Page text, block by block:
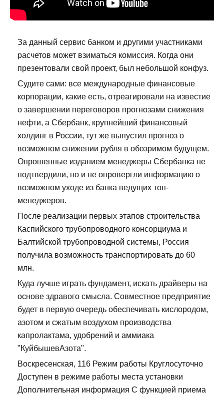
За данный сервис банком и другими участниками
расчетов может взиматься комиссия. Когда они
презентовали свой проект, был небольшой конфуз.
Судите сами: все международные финансовые
корпорации, какие есть, отреагировали на известие
о завершении переговоров прогнозами снижения
нефти, а Сбербанк, крупнейший финансовый
холдинг в России, тут же выпустил прогноз о
возможном снижении рубля в обозримом будущем.
Опрошенные изданием менеджеры Сбербанка не
подтвердили, но и не опровергли информацию о
возможном уходе из банка ведущих топ-
менеджеров.
После реализации первых этапов строительства
Каспийского трубопроводного консорциума и
Балтийской трубопроводной системы, Россия
получила возможность транспортировать до 60
млн.
Куда лучше играть фундамент, искать драйверы на
основе здравого смысла. Совместное предприятие
будет в первую очередь обеспечивать кислородом,
азотом и сжатым воздухом производства
капролактама, удобрений и аммиака
"КуйбышевАзота".
Воскресенская, 116 Режим работы Круглосуточно
Доступен в режиме работы места установки
Дополнительная информация С функцией приема